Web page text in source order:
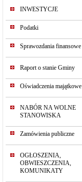
INWESTYCJE
Podatki
Sprawozdania finansowe
Raport o stanie Gminy
Oświadczenia majątkowe
NABÓR NA WOLNE
STANOWISKA
Zamówienia publiczne
OGŁOSZENIA,
OBWIESZCZENIA,
KOMUNIKATY